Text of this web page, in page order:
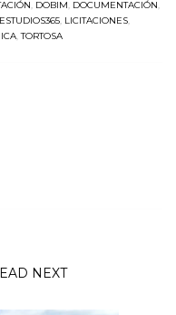
DOBIM DOCUMENTACIÓN
ESTUDIOS365 LICITACIONES
,TORTOSA
NEXT